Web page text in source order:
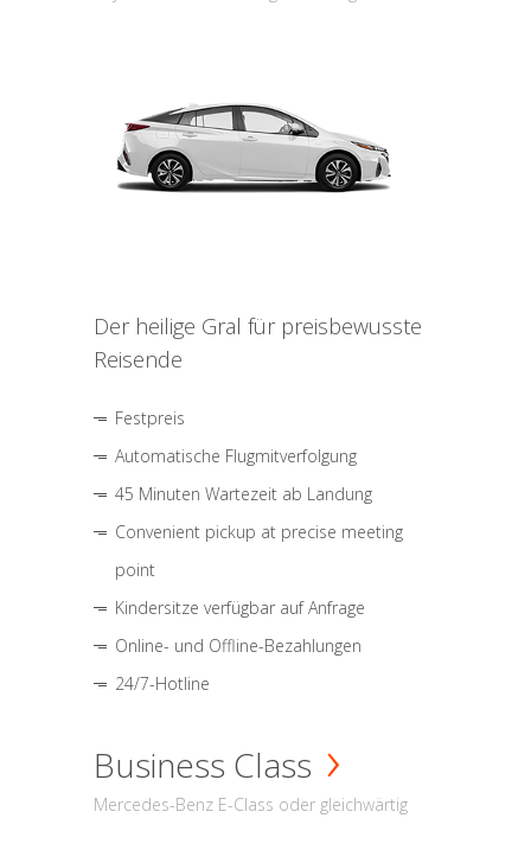
Der heilige Gral für preisbewusste
Reisende
Festpreis
Automatische Flugmitverfolgung
45 Minuten Wartezeit ab Landung
Convenient pickup at precise meeting
point
Kindersitze verfügbar auf Anfrage
Online- und Offline-Bezahlungen
24/7-Hotline
Business Class
Mercedes-Benz E-Class oder gleichwärtig